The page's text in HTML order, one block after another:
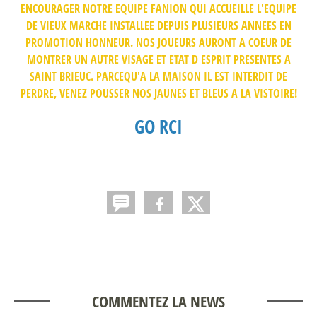
ENCOURAGER NOTRE EQUIPE FANION QUI ACCUEILLE L'EQUIPE
DE VIEUX MARCHE INSTALLEE DEPUIS PLUSIEURS ANNEES EN
PROMOTION HONNEUR. NOS JOUEURS AURONT A COEUR DE
MONTRER UN AUTRE VISAGE ET ETAT D ESPRIT PRESENTES A
SAINT BRIEUC. PARCEQU'A LA MAISON IL EST INTERDIT DE
PERDRE, VENEZ POUSSER NOS JAUNES ET BLEUS A LA VISTOIRE!
GO RCI
COMMENTEZ LA NEWS